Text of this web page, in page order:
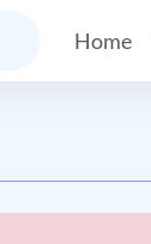
Home